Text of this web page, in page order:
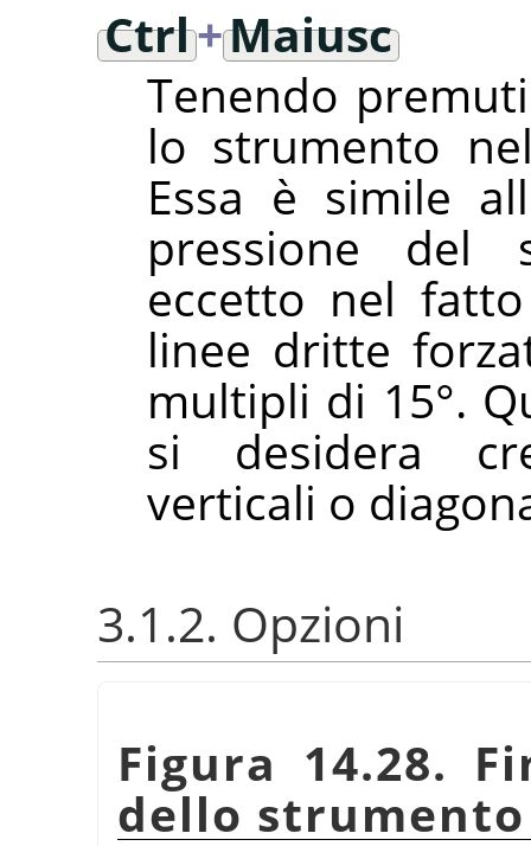
Ctrl+Maiusc
Tenendo
lo strumento
Essa è simile
pressione
eccetto nel
linee dritte
multipli di 15°.
si desidera
verticali o
3.1.2. Opzioni
Figura 14.28.
dello strumento